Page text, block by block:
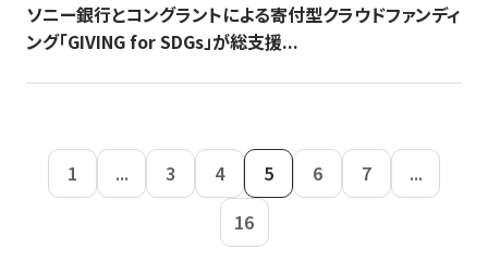
ソニー銀行とコングラントによる寄付型クラウドファンディ
ング「GIVING for SDGs」が総支援...
1 ... 3 4 5 6 7
...
16